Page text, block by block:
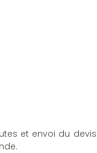
et envoi du devis